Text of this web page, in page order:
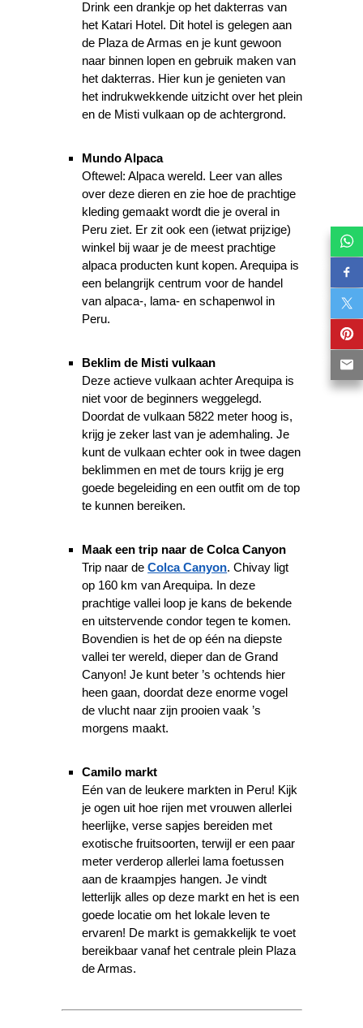
Drink een drankje op het dakterras van
het Katari Hotel. Dit hotel is gelegen aan
de Plaza de Armas en je kunt gewoon
naar binnen lopen en gebruik maken van
het dakterras. Hier kun je genieten van
het indrukwekkende uitzicht over het plein
en de Misti vulkaan op de achtergrond.
Mundo Alpaca
Oftewel: Alpaca wereld. Leer van alles
over deze dieren en zie hoe de prachtige
kleding gemaakt wordt die je overal in
Peru ziet. Er zit ook een (ietwat prijzige)
winkel bij waar je de meest prachtige
alpaca producten kunt kopen. Arequipa is
een belangrijk centrum voor de handel
van alpaca-, lama- en schapenwol in
Peru.
Beklim de Misti vulkaan
Deze actieve vulkaan achter Arequipa is
niet voor de beginners weggelegd.
Doordat de vulkaan 5822 meter hoog is,
krijg je zeker last van je ademhaling. Je
kunt de vulkaan echter ook in twee dagen
beklimmen en met de tours krijg je erg
goede begeleiding en een outfit om de top
te kunnen bereiken.
Maak een trip naar de Colca Canyon
Trip naar deColca Canyon. Chivay ligt
op 160 km van Arequipa. In deze
prachtige vallei loop je kans de bekende
en uitstervende condor tegen te komen.
Bovendien is het de op één na diepste
vallei ter wereld, dieper dan de Grand
Canyon! Je kunt beter ’s ochtends hier
heen gaan, doordat deze enorme vogel
de vlucht naar zijn prooien vaak ’s
morgens maakt.
Camilo markt
Eén van de leukere markten in Peru! Kijk
je ogen uit hoe rijen met vrouwen allerlei
heerlijke, verse sapjes bereiden met
exotische fruitsoorten, terwijl er een paar
meter verderop allerlei lama foetussen
aan de kraampjes hangen. Je vindt
letterlijk alles op deze markt en het is een
goede locatie om het lokale leven te
ervaren! De markt is gemakkelijk te voet
bereikbaar vanaf het centrale plein Plaza
de Armas.